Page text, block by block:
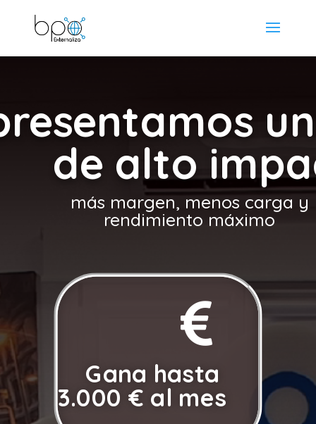
de alto
más margen, menos carga y
rendimiento máximo

Gana hasta
3.000 € al mes